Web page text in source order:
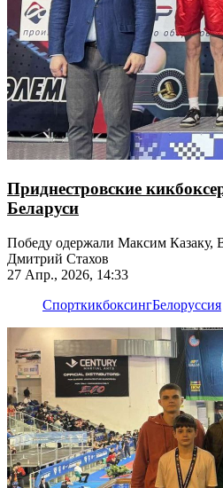
Приднестровские
Беларуси
Победу одержали Максим Казаку,
Дмитрий Стахов
27 Апр., 2026, 14:33
СпорткикбоксингБелоруссия